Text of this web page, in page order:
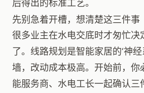
后得出的标准工艺。
先别急着开槽，想清楚这三件事
很多业主在水电交底时才匆忙决
了。线路规划是智能家居的‘神经
墙，改动成本极高。开始前，你
能服务商、水电工长一起确认三